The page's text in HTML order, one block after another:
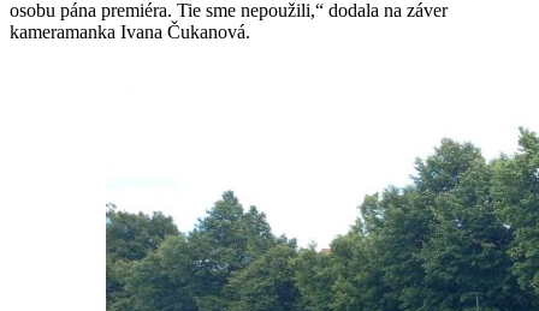
osobu pána premiéra. Tie sme nepoužili,“ dodala na záver
kameramanka Ivana Čukanová.